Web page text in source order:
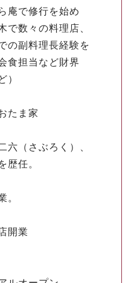
庵で修行を始め
で数々の料理店、
の副料理長経験を
食担当など財界
）
たま家
（さぶろく）、
歴任。
。
開業